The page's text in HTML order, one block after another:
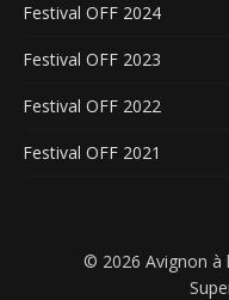
Festival OFF 2024
Festival OFF 2023
Festival OFF 2022
Festival OFF 2021
© 2026 Avignon à